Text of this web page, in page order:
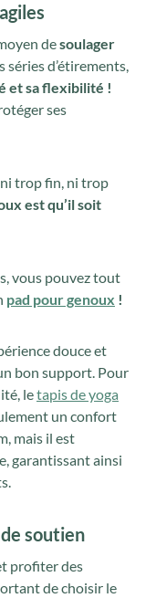
1
0
,
€
.
0
€
r
i
x
0
€
9
,
0
0
desoulager
séries d’étirements,
et sa flexibilité !
ses
trop fin, ni trop
est qu’il soit
vous pouvez tout
pad pour genoux !
douce et
bon support. Pour
letapis de yoga
un confort
mais il est
garantissant ainsi
soutien
profiter des
de choisir le